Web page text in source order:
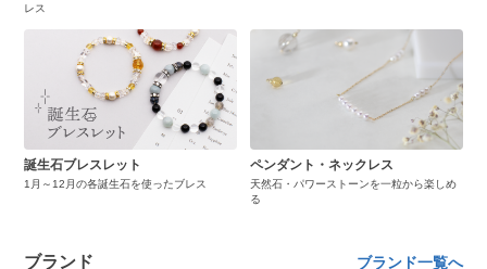
レス
誕生石ブレスレット
1月～12月の各誕生石を使ったブレス
ペンダント・ネックレス
天然石・パワーストーンを一粒から楽しめ
る
ブランド ブランド一覧へ